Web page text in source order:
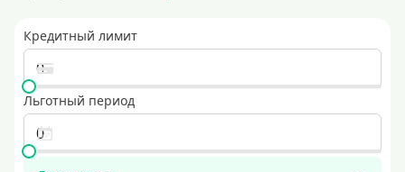
Кредитный лимит
Льготный период